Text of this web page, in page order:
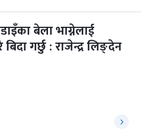
बेला भाग्नेलाई
गर्छु : राजेन्द्र लिङ्देन